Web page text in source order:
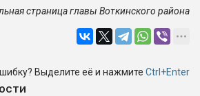
страница главы Воткинского района
Выделите её и нажмите Ctrl+Enter